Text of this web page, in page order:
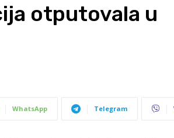
otputovala u
WhatsApp Telegram